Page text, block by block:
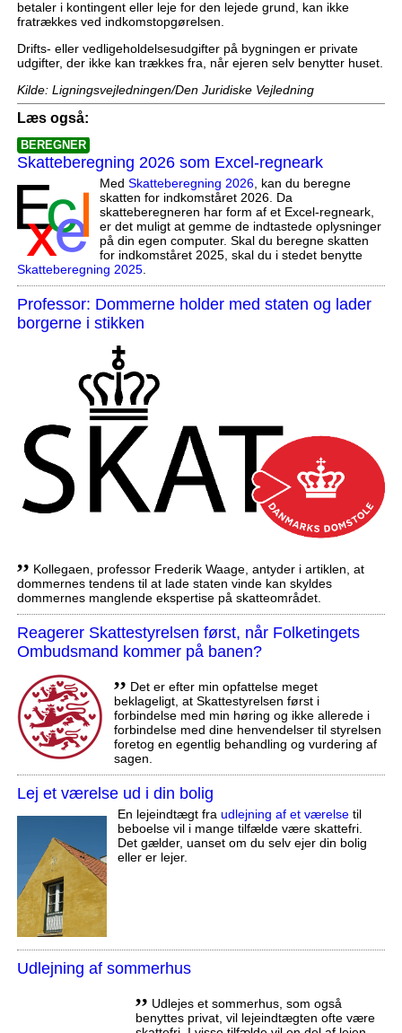
betaler i kontingent eller leje for den lejede grund, kan ikke
fratrækkes ved indkomstopgørelsen.
Drifts- eller vedligeholdelsesudgifter på bygningen er private
udgifter, der ikke kan trækkes fra, når ejeren selv benytter huset.
Kilde: Ligningsvejledningen/Den Juridiske Vejledning
Læs også:
BEREGNER
Skatteberegning 2026 som Excel-regneark
Med Skatteberegning 2026, kan du beregne
skatten for indkomståret 2026. Da
skatteberegneren har form af et Excel-regneark,
er det muligt at gemme de indtastede oplysninger
på din egen computer. Skal du beregne skatten
for indkomståret 2025, skal du i stedet benytte
Skatteberegning 2025.
Professor: Dommerne holder med staten og lader
borgerne i stikken
,, Kollegaen, professor Frederik Waage, antyder i artiklen, at
dommernes tendens til at lade staten vinde kan skyldes
dommernes manglende ekspertise på skatteområdet.
Reagerer Skattestyrelsen først, når Folketingets
Ombudsmand kommer på banen?
,, Det er efter min opfattelse meget
beklageligt, at Skattestyrelsen først i
forbindelse med min høring og ikke allerede i
forbindelse med dine henvendelser til styrelsen
foretog en egentlig behandling og vurdering af
sagen.
Lej et værelse ud i din bolig
En lejeindtægt fra udlejning af et værelsetil
beboelse vil i mange tilfælde være skattefri.
Det gælder, uanset om du selv ejer din bolig
eller er lejer.
Udlejning af sommerhus
,, Udlejes et sommerhus, som også
benyttes privat, vil lejeindtægten ofte være